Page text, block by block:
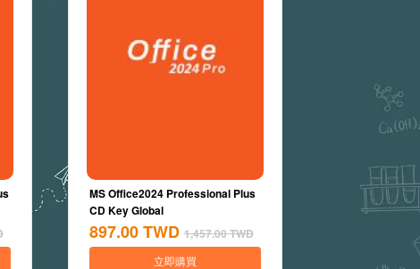
MS Office2024 Professional Plus
CD Key Global
897.00 TWD 1,457.00TWD
立即購買